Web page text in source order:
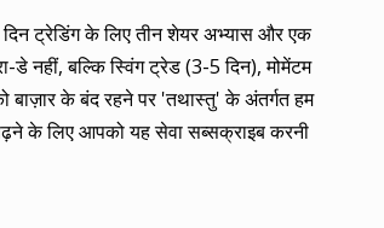
दिन ट्रेडिंग के लिए तीन शेयर अभ्यास और एक
नहीं, बल्कि स्विंग ट्रेड (3-5 दिन), मोमेंटम
बाज़ार के बंद रहने पर 'तथास्तु' के अंतर्गत हम
के लिए आपको यह सेवा सब्सक्राइब करनी